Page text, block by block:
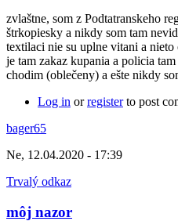
zvlaštne, som z Podtatranskeho
štrkopiesky a nikdy som tam
textilaci nie su uplne vitani a nieto
je tam zakaz kupania a policia
chodim (oblečeny) a ešte nikdy
Log in orregisterto post
bager65
Ne, 12.04.2020 - 17:39
Trvalý odkaz
môj nazor